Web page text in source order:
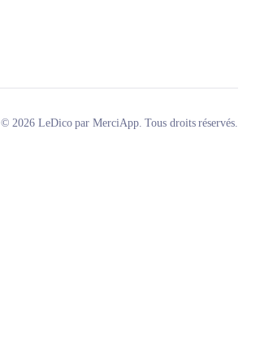
© 2026 LeDico par MerciApp. Tous droits réservés.